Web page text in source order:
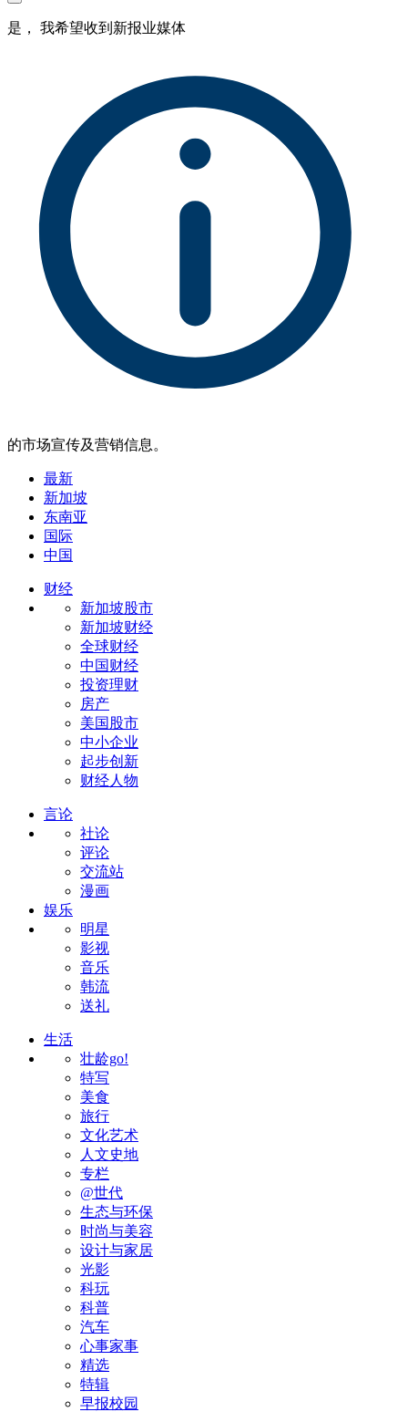
是， 我希望收到新报业媒体
的市场宣传及营销信息。
最新
新加坡
东南亚
国际
中国
财经
新加坡股市
新加坡财经
全球财经
中国财经
投资理财
房产
美国股市
中小企业
起步创新
财经人物
言论
社论
评论
交流站
漫画
娱乐
明星
影视
音乐
韩流
送礼
生活
壮龄go!
特写
美食
旅行
文化艺术
人文史地
专栏
@世代
生态与环保
时尚与美容
设计与家居
光影
科玩
科普
汽车
心事家事
精选
特辑
早报校园